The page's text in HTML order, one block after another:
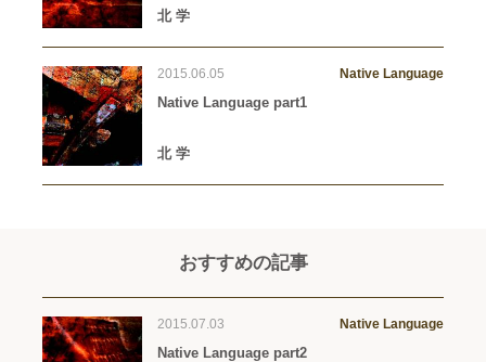
北 学
2015.06.05 Native Language
Native Language part1
北 学
おすすめの記事
2015.07.03 Native Language
Native Language part2